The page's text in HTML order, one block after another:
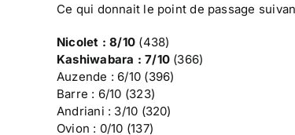
Ce qui donnait le point de passage
Nicolet : 8/10 (438)
Kashiwabara : 7/10 (366)
Auzende : 6/10 (396)
Barre : 6/10 (323)
Andriani : 3/10 (320)
Ovion : 0/10 (137)